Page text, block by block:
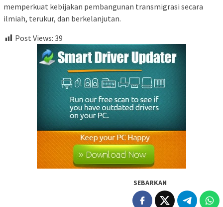
memperkuat kebijakan pembangunan transmigrasi secara
ilmiah, terukur, dan berkelanjutan.
Post Views: 39
SEBARKAN